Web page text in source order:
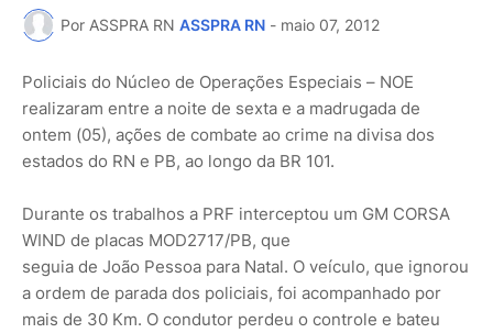
Por ASSPRA RN ASSPRA RN - maio 07, 2012
Policiais do Núcleo de Operações Especiais – NOE
realizaram entre a noite de sexta e a madrugada de
ontem (05), ações de combate ao crime na divisa dos
estados do RN e PB, ao longo da BR 101.
Durante os trabalhos a PRF interceptou um GM CORSA
WIND de placas MOD2717/PB, que
seguia de João Pessoa para Natal. O veículo, que ignorou
a ordem de parada dos policiais, foi acompanhado por
mais de 30 Km. O condutor perdeu o controle e bateu